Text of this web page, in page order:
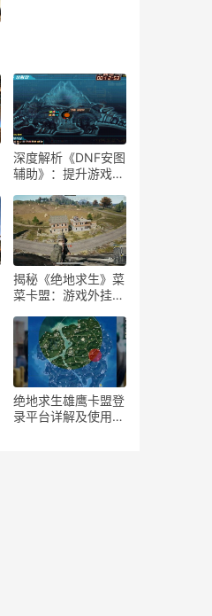
深度解析《DNF安图
辅助》：提升游戏效
《DNF》安图恩团本
高效通关技巧与辅助
软件使用指南
揭秘《绝地求生》菜
菜卡盟：游戏外挂现
绝地求生雄鹰卡盟登
录平台详解及使用体